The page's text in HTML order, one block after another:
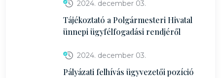
2024. december 03.
Tájékoztató a Polgármesteri Hivatal
ünnepi ügyfélfogadási rendjéről
2024. december 03.
Pályázati felhívás ügyvezetői pozíció